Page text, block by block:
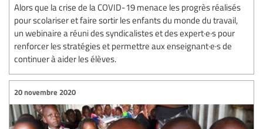
Alors que la crise de la COVID-19 menace les progrès réalisés
pour scolariser et faire sortir les enfants du monde du travail,
un webinaire a réuni des syndicalistes et des expert·e·s pour
renforcer les stratégies et permettre aux enseignant·e·s de
continuer à aider les élèves.
20 novembre 2020